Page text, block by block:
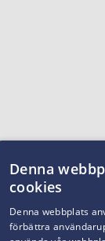
Denna
cookies
Denna webbplats
förbättra